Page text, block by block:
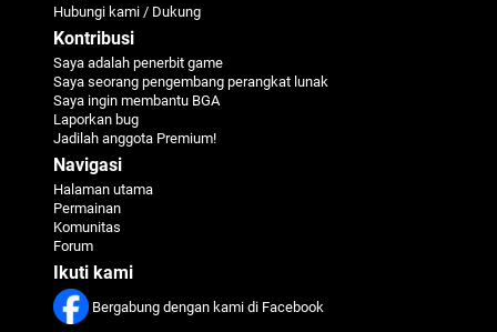
Hubungi kami / Dukung
Kontribusi
Saya adalah penerbit game
Saya seorang pengembang perangkat lunak
Saya ingin membantu BGA
Laporkan bug
Jadilah anggota Premium!
Navigasi
Halaman utama
Permainan
Komunitas
Forum
Ikuti kami
Bergabung dengan kami di Facebook